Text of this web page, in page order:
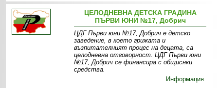
ЦЕЛОДНЕВНА ДЕТСКА ГРАДИНА
ПЪРВИ ЮНИ №17, Добрич
ЦДГ Първи юни №17, Добрич е детско
заведение, в което грижата и
възпитателният процес на децата, са
целодневна отговорност. ЦДГ Първи юни
№17, Добрич се финансира с общиснки
средства.
Информация